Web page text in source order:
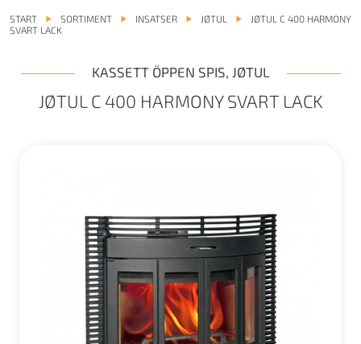
START SORTIMENT INSATSER JØTUL
JØTUL C 400 HARMONY
SVART LACK
KASSETT ÖPPEN SPIS, JØTUL
JØTUL C 400 HARMONY SVART LACK